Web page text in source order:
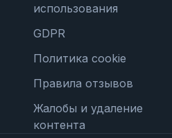
использования
GDPR
Политика cookie
Правила отзывов
Жалобы и удаление
контента